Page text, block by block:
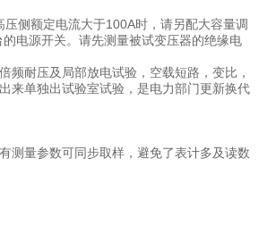
侧额定电流大于100A时，请另配大容量调
电源开关。请先测量被试变压器的绝缘电
频耐压及局部放电试验，空载短路，变比，
来单独出试验室试验，是电力部门更新换代
测量参数可同步取样，避免了表计多及读数